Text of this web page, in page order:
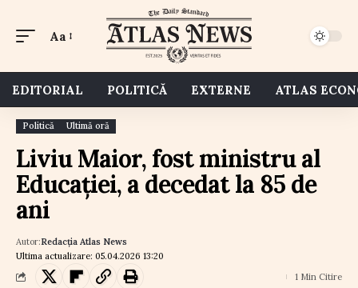
Aa
EDITORIAL POLITICĂ EXTERNE ATLAS
Politică Ultimă oră
Liviu Maior, fost ministru al
Educației, a decedat la 85 de
ani
Ultima actualizare: 05.04.2026 13:20
Autor:Redacția Atlas News
1 Min Citire